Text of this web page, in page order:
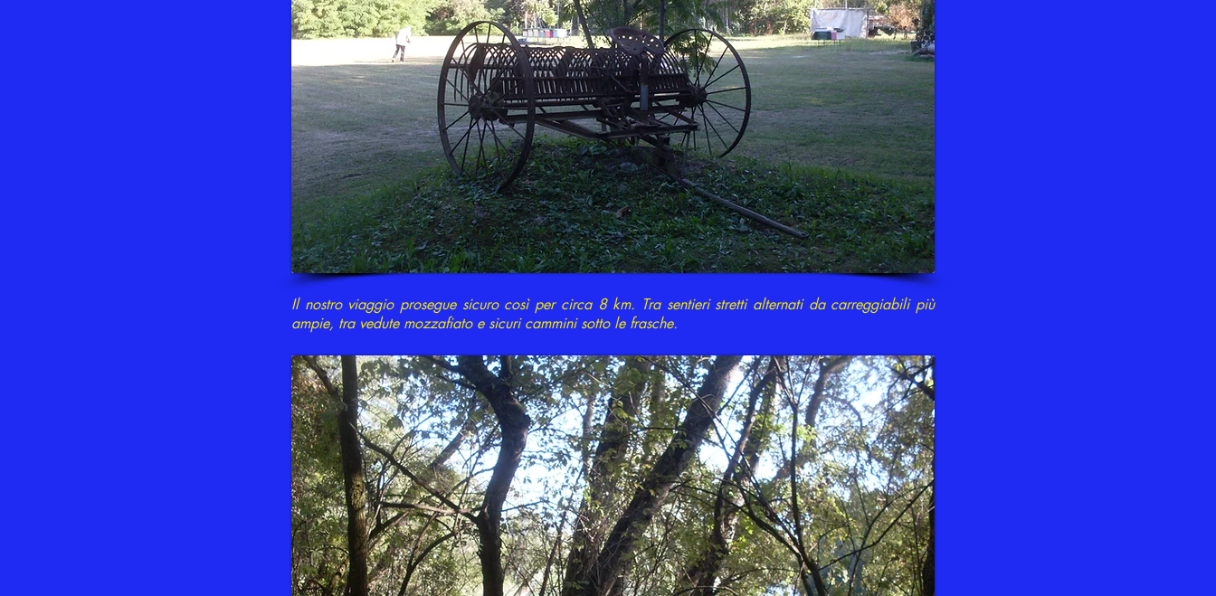
Il nostro viaggio prosegue sicuro così per circa 8 km. Tra sentieri stretti alternati da carreggiabili più
ampie, tra vedute mozzafiato e sicuri cammini sotto le frasche.